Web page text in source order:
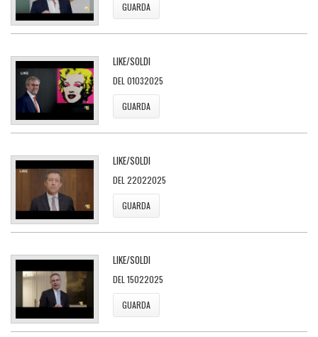
GUARDA
LIKE/SOLDI
DEL 01032025
GUARDA
LIKE/SOLDI
DEL 22022025
GUARDA
LIKE/SOLDI
DEL 15022025
GUARDA